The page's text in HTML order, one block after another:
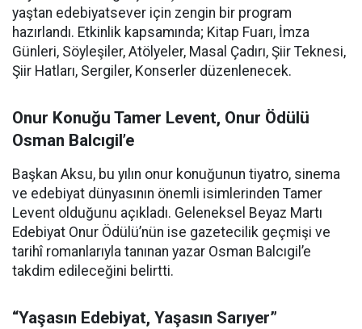
yaştan edebiyatsever için zengin bir program
hazırlandı. Etkinlik kapsamında; Kitap Fuarı, İmza
Günleri, Söyleşiler, Atölyeler, Masal Çadırı, Şiir Teknesi,
Şiir Hatları, Sergiler, Konserler düzenlenecek.
Onur Konuğu Tamer Levent, Onur Ödülü
Osman Balcıgil’e
Başkan Aksu, bu yılın onur konuğunun tiyatro, sinema
ve edebiyat dünyasının önemli isimlerinden Tamer
Levent olduğunu açıkladı. Geleneksel Beyaz Martı
Edebiyat Onur Ödülü’nün ise gazetecilik geçmişi ve
tarihî romanlarıyla tanınan yazar Osman Balcıgil’e
takdim edileceğini belirtti.
“Yaşasın Edebiyat, Yaşasın Sarıyer”